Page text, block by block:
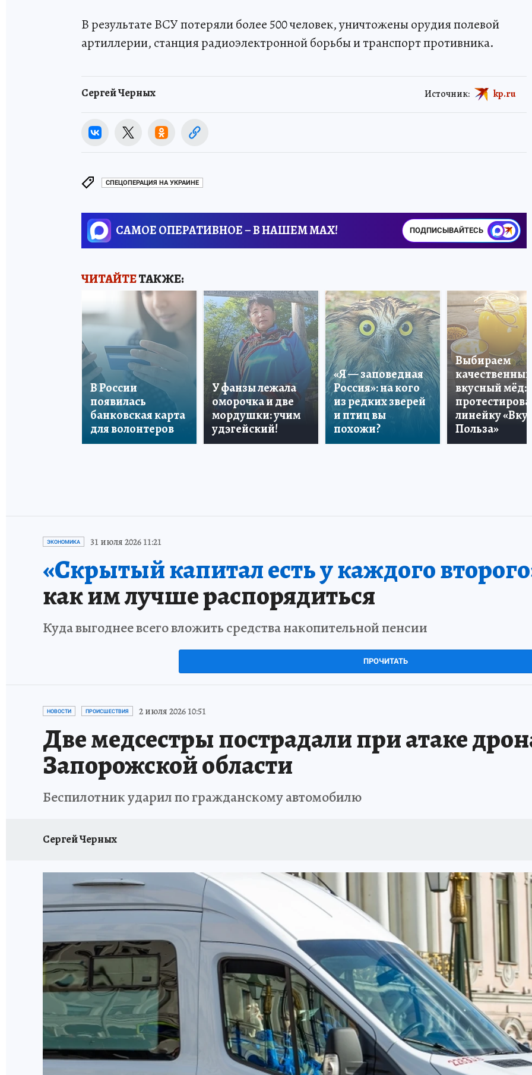
В результате ВСУ потеряли более 500 человек, уничтожены орудия полевой
артиллерии, станция радиоэлектронной борьбы и транспорт противника.
Сергей Черных Источник: kp.ru
СПЕЦОПЕРАЦИЯ НА УКРАИНЕ
САМОЕ ОПЕРАТИВНОЕ – В НАШЕМ MAX! ПОДПИСЫВАЙТЕСЬ
ЧИТАЙТЕТАКЖЕ:
В России
появилась
банковская карта
для волонтеров
У фанзы лежала
оморочка и две
мордушки: учим
удэгейский!
«Я — заповедная
Россия»: на кого
из редких зверей
и птиц вы
похожи?
Выбираем
качественный
вкусный мёд:
линейку «Вкус
Польза»
ЭКОНОМИКА 31 июля 2026 11:21
«Скрытый капитал есть у каждого
как им лучше распорядиться
Куда выгоднее всего вложить средства накопительной пенсии
ПРОЧИТАТЬ
НОВОСТИ ПРОИСШЕСТВИЯ 2 июля 2026 10:51
Две медсестры пострадали при атаке
Запорожской области
Беспилотник ударил по гражданскому автомобилю
Сергей Черных